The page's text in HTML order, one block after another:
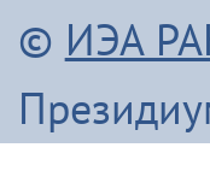
© ИЭА